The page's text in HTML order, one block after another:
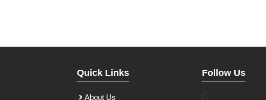
Quick Links
About Us
Follow Us